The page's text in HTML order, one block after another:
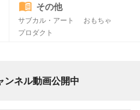
その他
サブカル・アート
おもちゃ
プロダクト
ンネル動画公開中